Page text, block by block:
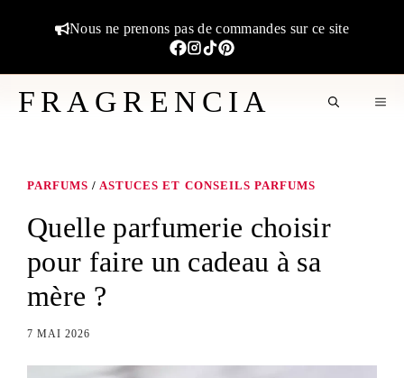
Nous ne prenons pas de commandes sur ce site
FRAGRENCIA
PARFUMS /ASTUCES ET CONSEILS PARFUMS
Quelle parfumerie choisir
pour faire un cadeau à sa
mère ?
7 MAI 2026